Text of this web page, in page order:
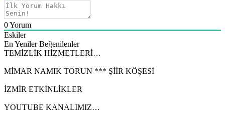
0Yorum
Eskiler
En Yeniler Beğenilenler
TEMİZLİK HİZMETLERİ…
MİMAR NAMIK TORUN *** ŞİİR KÖŞESİ
İZMİR ETKİNLİKLER
YOUTUBE KANALIMIZ…